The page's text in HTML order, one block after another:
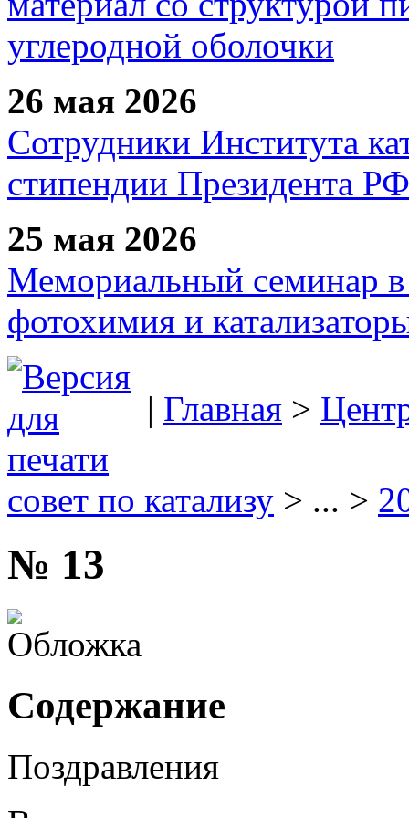
углеродной оболочки
26 мая 2026
Сотрудники Института
стипендии Президента РФ
25 мая 2026
Мемориальный семинар в
фотохимия и
| Главная >
совет по катализу > ... >
№ 13
Содержание
Поздравления